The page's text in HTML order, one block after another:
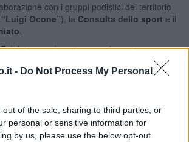
- Do Not Process My Personal
out of the sale, sharing to third parties, or
personal or sensitive information for
by us, please use the below opt-out
con i gruppi podistici del territorio
Ocone”), la Consulta dello sport e il
torna ad ospitare per il quarto anno
inserita nel campionato regionale toscano,
agli amministratori, organizzata in
come avvenne nelle due precedenti
di 10 Km e della Mezza Maratona.